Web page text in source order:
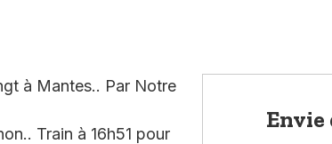
à Mantes.. Par Notre
Train à 16h51 pour
Envie